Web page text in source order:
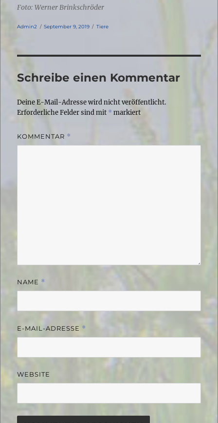
Foto: Werner Brinkschröder
Autor
Admin2
Veröffentlicht
September 9, 2019 Kategorien
Tiere
Schreibe einen Kommentar
Deine E-Mail-Adresse wird nicht veröffentlicht.
Erforderliche Felder sind mit * markiert
KOMMENTAR *
NAME *
E-MAIL-ADRESSE *
WEBSITE